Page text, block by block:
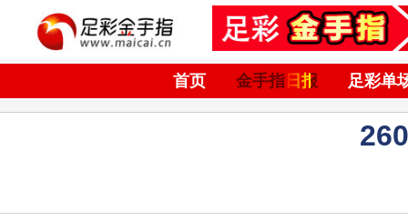
首页 金手指日报 足彩单